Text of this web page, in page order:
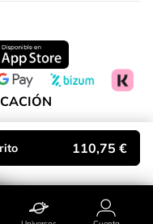
110,75 €